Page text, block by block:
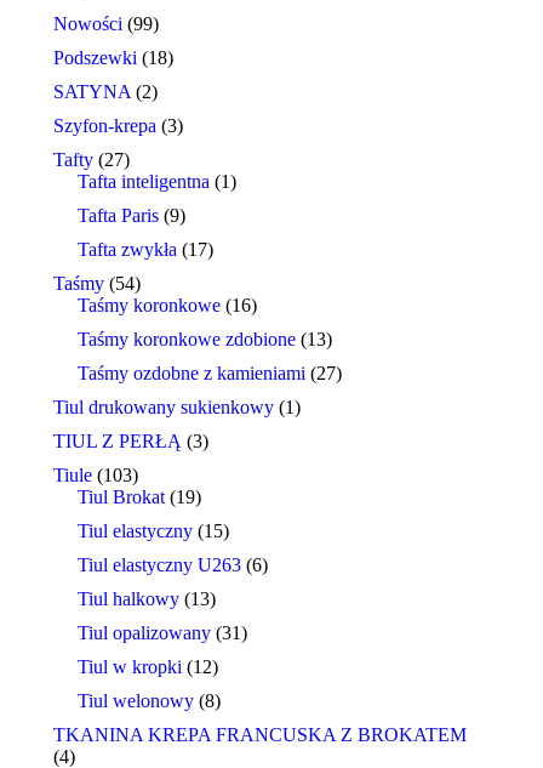
Nowości (99)
Podszewki (18)
SATYNA (2)
Szyfon-krepa (3)
Tafty (27)
Tafta inteligentna (1)
Tafta Paris (9)
Tafta zwykła (17)
Taśmy (54)
Taśmy koronkowe (16)
Taśmy koronkowe zdobione (13)
Taśmy ozdobne z kamieniami (27)
Tiul drukowany sukienkowy (1)
TIUL Z PERŁĄ (3)
Tiule (103)
Tiul Brokat (19)
Tiul elastyczny (15)
Tiul elastyczny U263 (6)
Tiul halkowy (13)
Tiul opalizowany (31)
Tiul w kropki (12)
Tiul welonowy (8)
TKANINA KREPA FRANCUSKA Z BROKATEM
(4)